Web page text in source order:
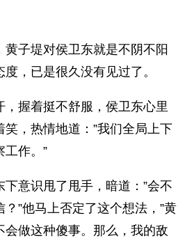
黄子堤对侯卫东就是不阴不阳
，已是很久没有见过了。
握着挺不舒服，侯卫东心里
，热情地道：”我们全局上下
工作。”
意识甩了甩手，暗道：”会不
”他马上否定了这个想法，”黄
会做这种傻事。那么，我的敌